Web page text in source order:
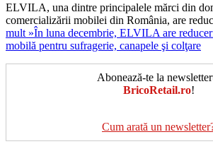
ELVILA, una dintre principalele mărci din
comercializării mobilei din România, are
mult »În luna decembrie, ELVILA are
mobilă pentru sufragerie, canapele şi colţare
Abonează-te la
BricoRetail.ro!
Cum arată un